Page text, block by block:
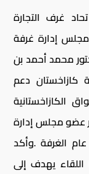
غرف التجارة
مجلس إدارة غرفة
محمد أحمد بن
كازاخستان دعم
الكازاخستانية
عضو مجلس إدارة
عام الغرفة .وأكد
يهدف إلى